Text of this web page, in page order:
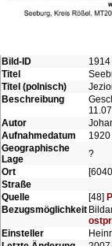
Bild-ID
1914
Titel
Titel (polnisch)
Beschreibung
Autor
Aufnahmedatum
1920
Geographische
Lage
?
Ort
Straße
Quelle
[48]
Bezugsmöglichkeit
Einsteller